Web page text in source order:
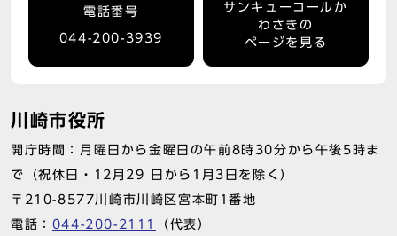
電話番号
044-200-3939
サンキューコールか
わさきの
ページを見る
川崎市役所
開庁時間：月曜日から金曜日の午前8時30分から午後5時ま
で（祝休日・12月29 日から1月3日を除く）
〒210-8577川崎市川崎区宮本町1番地
電話： 044-200-2111 （代表）